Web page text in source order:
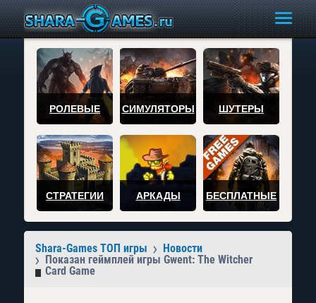
РОЛЕВЫЕ СИМУЛЯТОРЫ ШУТЕРЫ
СТРАТЕГИИ АРКАДЫ БЕСПЛАТНЫЕ
Shara-Games ТОП игры
Новости
Показан геймплей игры Gwent: The Witcher
Card Game